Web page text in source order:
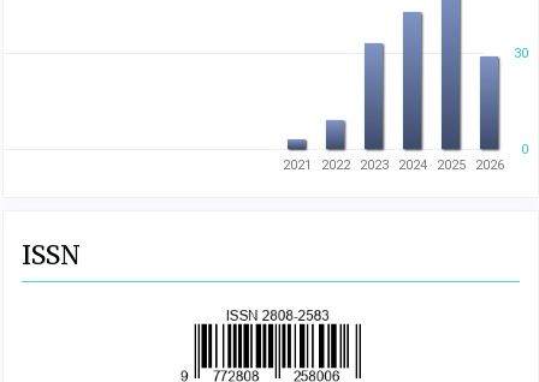
0
30
2021 2022 2023 2024 2025 2026
ISSN